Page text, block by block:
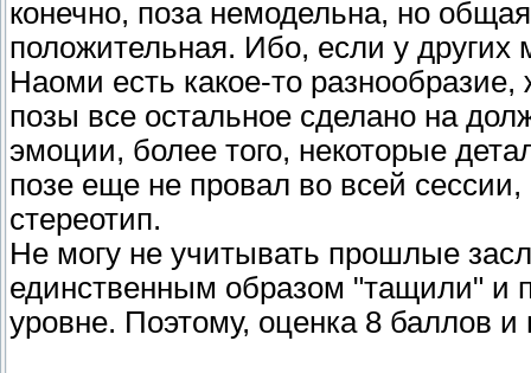
конечно, поза немодельна, но
положительная. Ибо, если у других
Наоми есть какое-то
позы все остальное сделано на
эмоции, более того, некоторые
позе еще не провал во всей
стереотип.
Не могу не учитывать прошлые
единственным образом "тащили" и
уровне. Поэтому, оценка 8 баллов и